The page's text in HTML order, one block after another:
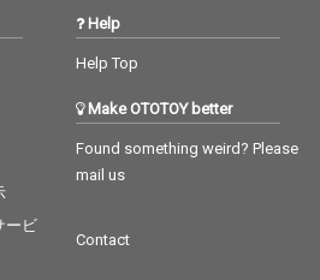
ービ
Help
Help Top
Make OTOTOY better
Found something weird? Please
mail us
Contact